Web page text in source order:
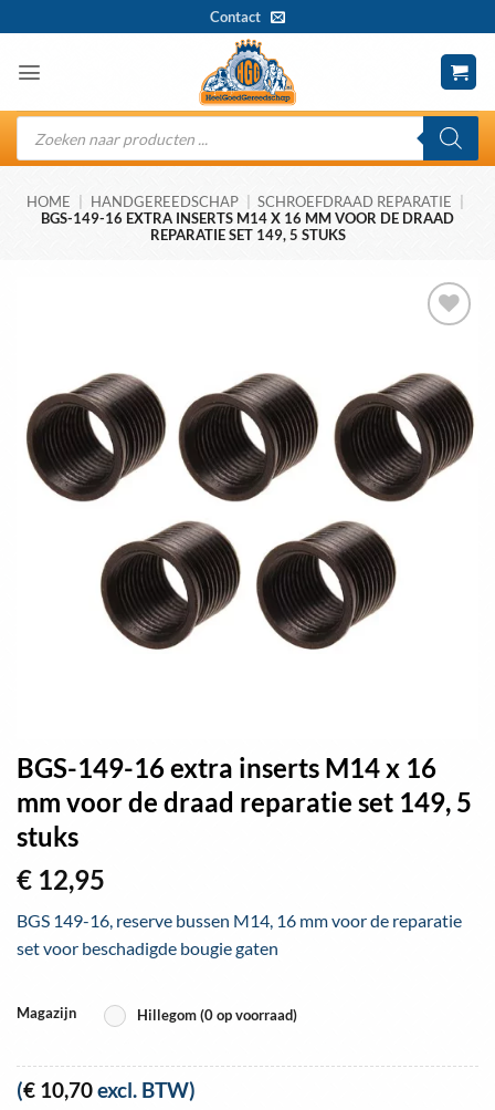
naar
inhoud
Contact
Producten
zoeken
HOME HANDGEREEDSCHAP SCHROEFDRAAD REPARATIE
BGS-149-16 EXTRA INSERTS M14 X 16 MM VOOR DE DRAAD
REPARATIE SET 149, 5 STUKS
wenslijst
BGS-149-16 extra inserts M14 x 16
mm voor de draad reparatie set 149, 5
stuks
€ 12,95
BGS 149-16, reserve bussen M14, 16 mm voor de reparatie
set voor beschadigde bougie gaten
Magazijn Hillegom (0 op voorraad)
(€ 10,70excl. BTW)